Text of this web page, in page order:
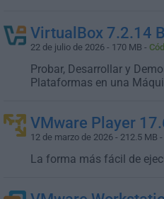
VirtualBox 7.2.14
22 de julio de 2026 - 170 MB -
Probar, Desarrollar y
Plataformas en una
VMware Player
12 de marzo de 2026 - 212.5 MB -
La forma más fácil de